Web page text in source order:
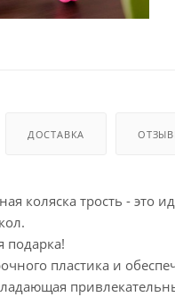
ДОСТАВКА
коляска трость -
подарка!
пластика и